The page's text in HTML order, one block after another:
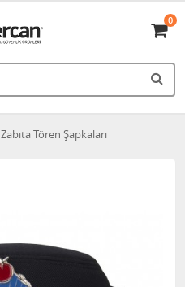
0
Zabıta Tören Şapkaları